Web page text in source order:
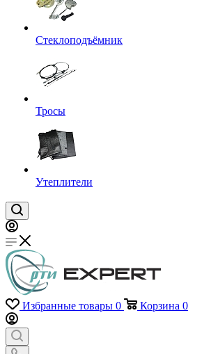
Стеклоподъёмник
Тросы
Утеплители
Избранные товары 0 Корзина 0